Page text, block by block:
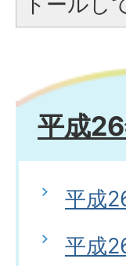
平成
平成
平成